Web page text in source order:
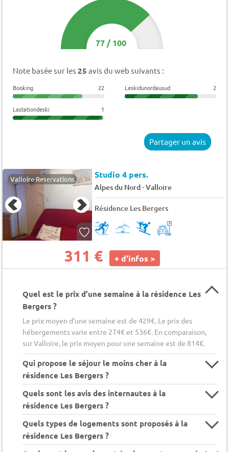
77/100
Note basée sur les 25 avis du web suivants :
Booking 22 Leskidunordausud 2
Lastationdeski 1
Partager un avis
Valloire Reservations Studio 4 pers.
Alpes du Nord-Valloire
Résidence Les Bergers
311 € + d'infos >
Quel est le prix d’une semaine à la résidence Les
Bergers ?
Le prix moyen d’une semaine est de 429€. Le prix des
hébergements varie entre 274€ et 536€. En comparaison,
sur Valloire, le prix moyen pour une semaine est de 814€.
Qui propose le séjour le moins cher à la
résidence Les Bergers ?
Quels sont les avis des internautes à la
résidence Les Bergers ?
Quels types de logements sont proposés à la
résidence Les Bergers ?